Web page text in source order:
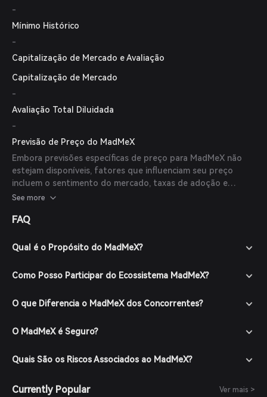
-
Mínimo Histórico
-
Capitalização de Mercado e Avaliação
Capitalização de Mercado
-
Avaliação Total Diluidada
-
Previsão de Preço do MadMeX
Embora previsões específicas de preço para MadMeX não
estejam disponíveis, fatores que influenciam seu preço
incluem o sentimento do mercado, taxas de adoção e
desenvolvimentos dentro da plataforma MadMeX.
See more
FAQ
Qual é o Propósito do MadMeX?
Como Posso Participar do Ecossistema MadMeX?
O que Diferencia o MadMeX dos Concorrentes?
O MadMeX é Seguro?
Quais São os Riscos Associados ao MadMeX?
Currently Popular Ver mais >